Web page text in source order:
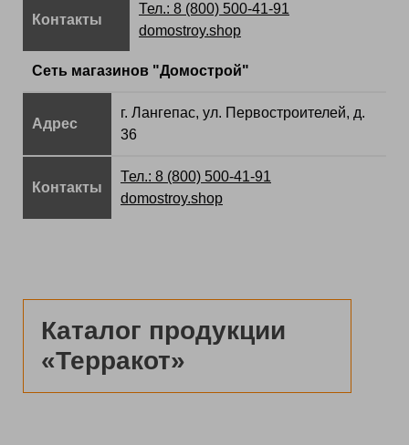
Контакты
Тел.: 8 (800) 500-41-91
domostroy.shop
Сеть магазинов "Домострой"
Адрес
г. Лангепас, ул. Первостроителей, д.
36
Контакты
Тел.: 8 (800) 500-41-91
domostroy.shop
Каталог продукции
«Терракот»